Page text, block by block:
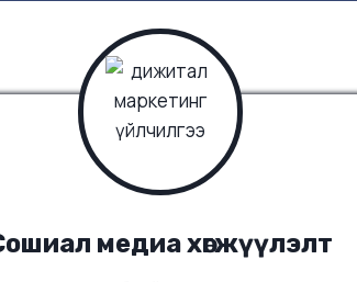
медиа хөгжүүлэлт